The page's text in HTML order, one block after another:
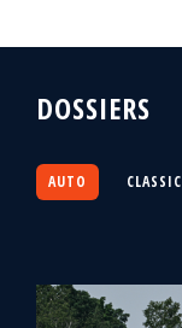
DOSSIERS
AUTO CLASSIC